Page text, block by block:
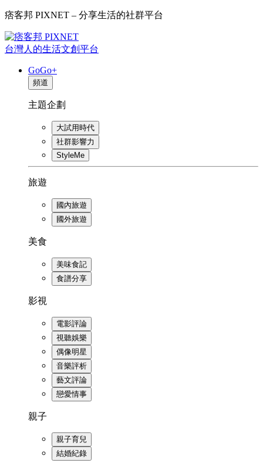
痞客邦 PIXNET – 分享生活的社群平台
台灣人的生活文創平台
GoGo+
頻道
主題企劃
大試用時代
社群影響力
StyleMe
旅遊
國內旅遊
國外旅遊
美食
美味食記
食譜分享
影視
電影評論
視聽娛樂
偶像明星
音樂評析
藝文評論
戀愛情事
親子
親子育兒
結婚紀錄